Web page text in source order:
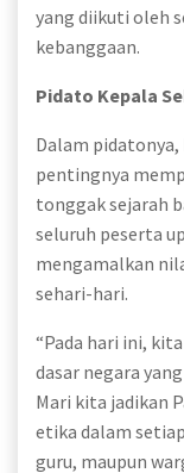
yang diikuti oleh
kebanggaan.
Pidato Kepala
Dalam
pentingnya
tonggak sejarah
seluruh peserta
mengamalkan
sehari-hari.
“Pada hari ini,
dasar negara
Mari kita jadikan
etika dalam
guru, maupun